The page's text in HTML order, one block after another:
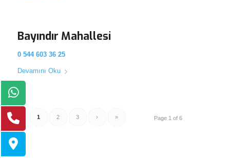
Bayındır Mahallesi
0 544 603 36 25
Devamını Oku
Page 1 of 6
1 2 3 › »